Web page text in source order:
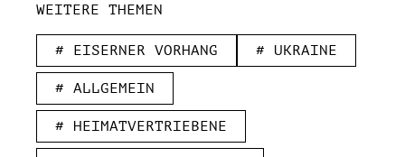
WEITERE THEMEN
# EISERNER VORHANG # UKRAINE
# ALLGEMEIN
# HEIMATVERTRIEBENE